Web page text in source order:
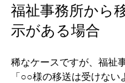
福祉事務所から
示がある場合
稀なケースですが、福祉
「○○様の移送は受けな